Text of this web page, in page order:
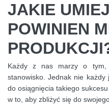
JAKIE
POWINIEN
Każdy z nas marzy o tym,
stanowisko. Jednak nie
do osiągnięcia takiego
w to, aby zbliżyć się do